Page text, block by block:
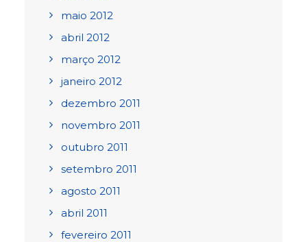
maio 2012
abril 2012
março 2012
janeiro 2012
dezembro 2011
novembro 2011
outubro 2011
setembro 2011
agosto 2011
abril 2011
fevereiro 2011